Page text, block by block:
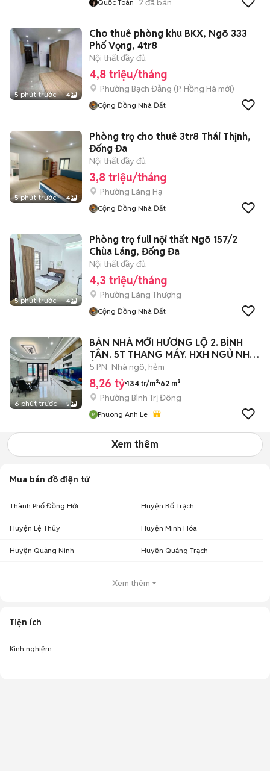
Quốc Toán
5 phút trước 4
Cho thuê phòng khu BKX, Ngõ 333
Phố Vọng, 4tr8
Nội thất đầy đủ
4,8 triệu/tháng
Phường Bạch Đằng (P. Hồng Hà mới)
Cộng Đồng Nhà Đất
5 phút trước 4
Phòng trọ cho thuê 3tr8 Thái Thịnh,
Đống Đa
Nội thất đầy đủ
3,8 triệu/tháng
Phường Láng Hạ
Cộng Đồng Nhà Đất
5 phút trước 4
Phòng trọ full nội thất Ngõ 157/2
Chùa Láng, Đống Đa
Nội thất đầy đủ
4,3 triệu/tháng
Phường Láng Thượng
Cộng Đồng Nhà Đất
6 phút trước 5
BÁN NHÀ MỚI HƯƠNG LỘ 2. BÌNH
TÂN. 5T THANG MÁY. HXH NGỦ NHÀ.
Ở NGAY
5 PN Nhà ngõ, hẻm
8,26 tỷ 134 tr/m² 62 m²
Phường Bình Trị Đông
Phuong Anh Le
Xem thêm
Mua bán đồ điện tử
Thành Phố Đồng Hới Huyện Bố Trạch
Huyện Lệ Thủy Huyện Minh Hóa
Huyện Quảng Ninh Huyện Quảng Trạch
Xem thêm
Tiện ích
Kinh nghiệm